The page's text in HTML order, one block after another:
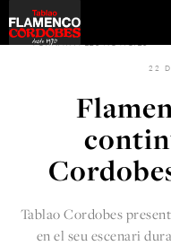
TORNAR A LES NOTÍCIES
22
Tablao Cordobes
en el seu escenari